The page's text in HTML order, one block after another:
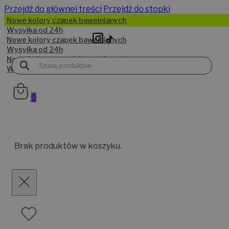
Przejdź do głównej treści Przejdź do stopki
Wyszukiwarka
produktów
0
Brak produktów w koszyku.